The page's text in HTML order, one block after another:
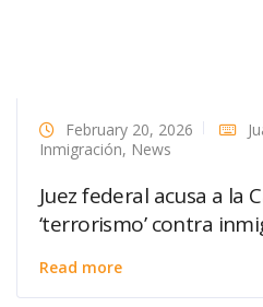
February 20, 2026
Inmigración, News
Juez federal acusa a la
‘terrorismo’ contra
Read more